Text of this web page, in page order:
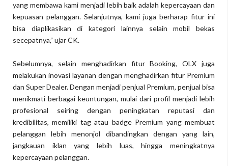
yang membawa kami menjadi lebih baik adalah kepercayaan dan
kepuasan pelanggan. Selanjutnya, kami juga berharap fitur ini
bisa diaplikasikan di kategori lainnya selain mobil bekas
secepatnya,” ujar CK.
Sebelumnya, selain menghadirkan fitur Booking, OLX juga
melakukan inovasi layanan dengan menghadirkan fitur Premium
dan Super Dealer. Dengan menjadi penjual Premium, penjual bisa
menikmati berbagai keuntungan, mulai dari profil menjadi lebih
profesional seiring dengan peningkatan reputasi dan
kredibilitas, memiliki tag atau badge Premium yang membuat
pelanggan lebih menonjol dibandingkan dengan yang lain,
jangkauan iklan yang lebih luas, hingga meningkatnya
kepercayaan pelanggan.